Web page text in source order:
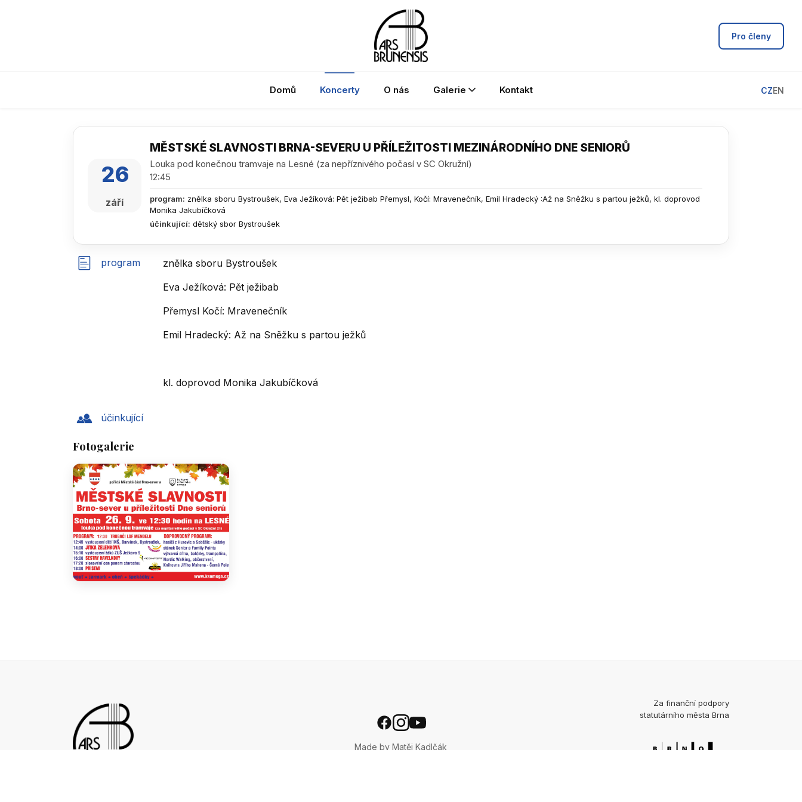
Pro členy
Domů Koncerty O nás Galerie Kontakt CZEN
26
září
MĚSTSKÉ SLAVNOSTI BRNA-SEVERU U PŘÍLEŽITOSTI MEZINÁRODNÍHO DNE SENIORŮ
Louka pod konečnou tramvaje na Lesné (za nepříznivého počasí v SC Okružní)
12:45
program: znělka sboru Bystroušek, Eva Ježíková: Pět ježibab Přemysl, Kočí: Mravenečník, Emil Hradecký :Až na Sněžku s partou ježků, kl. doprovod
Monika Jakubíčková
účinkující: dětský sbor Bystroušek
program
znělka sboru Bystroušek
Eva Ježíková: Pět ježibab
Přemysl Kočí: Mravenečník
Emil Hradecký: Až na Sněžku s partou ježků
kl. doprovod Monika Jakubíčková
účinkující
Fotogalerie
Made by Matěj Kadlčák
Za finanční podpory
statutárního města Brna